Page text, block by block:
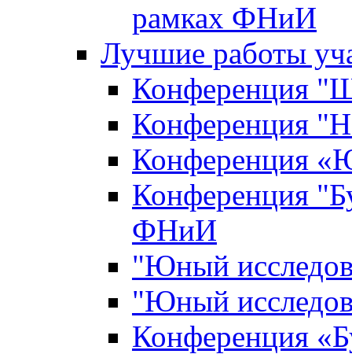
рамках ФНиИ
Лучшие работы
Конференция
Конференция
Конференция
Конференция
ФНиИ
"Юный
"Юный
Конференция